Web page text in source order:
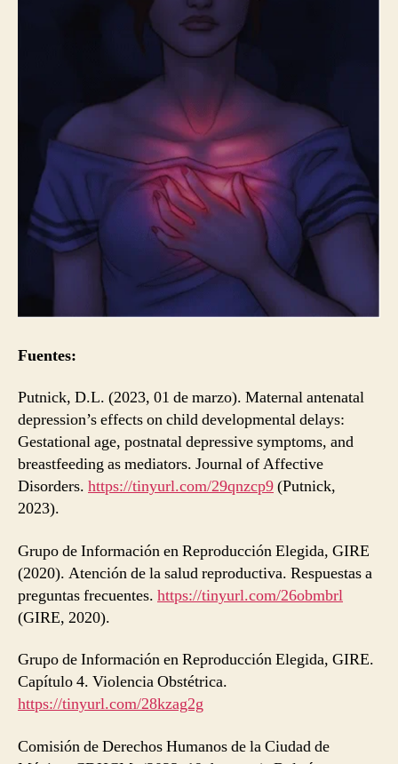
Fuentes:
Putnick, D.L. (2023, 01 de marzo). Maternal antenatal
depression’s effects on child developmental delays:
Gestational age, postnatal depressive symptoms, and
breastfeeding as mediators. Journal of Affective
Disorders. https://tinyurl.com/29qnzcp9(Putnick,
2023).
Grupo de Información en Reproducción Elegida, GIRE
(2020). Atención de la salud reproductiva. Respuestas a
preguntas frecuentes. https://tinyurl.com/26obmbrl
(GIRE, 2020).
Grupo de Información en Reproducción Elegida, GIRE.
Capítulo 4. Violencia Obstétrica.
https://tinyurl.com/28kzag2g
Comisión de Derechos Humanos de la Ciudad de